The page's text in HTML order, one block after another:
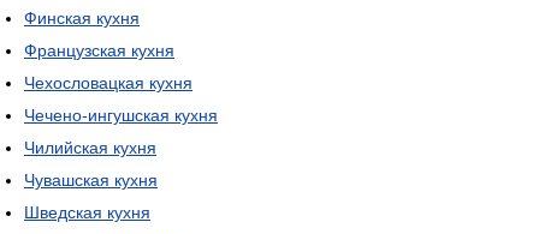
Финская кухня
Французская кухня
Чехословацкая кухня
Чечено-ингушская кухня
Чилийская кухня
Чувашская кухня
Шведская кухня